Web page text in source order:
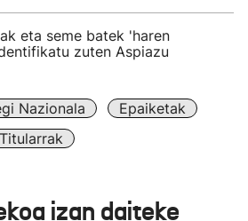
eta seme batek 'haren
zuten Aspiazu
Nazionala
Epaiketak
izan daiteke